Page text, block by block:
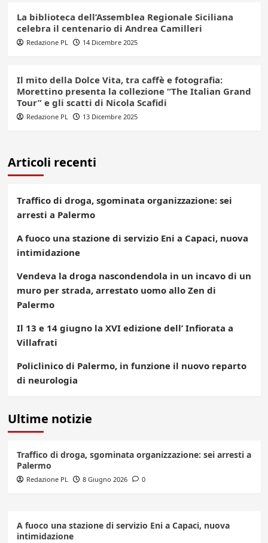
La biblioteca dell’Assemblea Regionale Siciliana
celebra il centenario di Andrea Camilleri
Redazione PL 14 Dicembre 2025
Il mito della Dolce Vita, tra caffè e fotografia:
Morettino presenta la collezione “The Italian Grand
Tour” e gli scatti di Nicola Scafidi
Redazione PL 13 Dicembre 2025
Articoli recenti
Traffico di droga, sgominata organizzazione: sei
arresti a Palermo
A fuoco una stazione di servizio Eni a Capaci, nuova
intimidazione
Vendeva la droga nascondendola in un incavo di un
muro per strada, arrestato uomo allo Zen di
Palermo
Il 13 e 14 giugno la XVI edizione dell’ Infiorata a
Villafrati
Policlinico di Palermo, in funzione il nuovo reparto
di neurologia
Ultime notizie
Traffico di droga, sgominata organizzazione: sei arresti a
Palermo
Redazione PL 8 Giugno 2026 0
A fuoco una stazione di servizio Eni a Capaci, nuova
intimidazione